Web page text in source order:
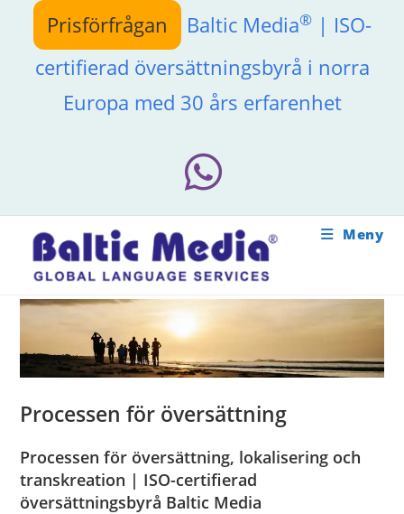
Hoppa
innehållet
Prisförfrågan Baltic Media®| ISO-
certifierad översättningsbyrå i norra
Europa med 30 års erfarenhet
Meny
Processen för översättning
Processen för översättning, lokalisering och
transkreation | ISO-certifierad
översättningsbyrå Baltic Media